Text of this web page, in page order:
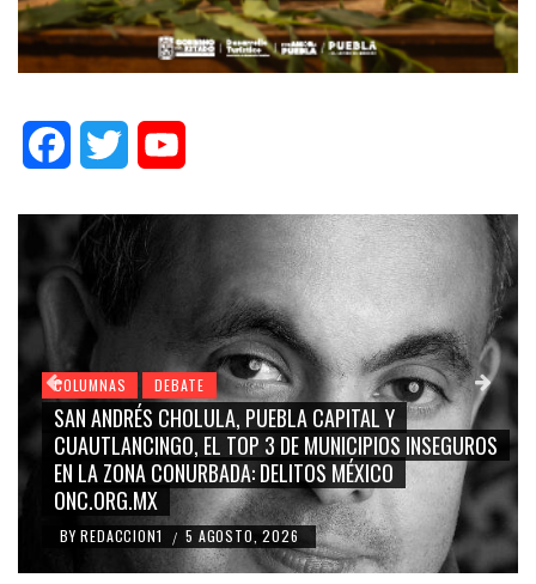
FacebookTwitter
COLUMNAS DEBATE
GRACE PALOMARES, NAY SALVATORI, SERGIO MAYER,
CARMEN SALINAS “LA CORCHOLATA”, CUAUHTÉMOC
BLANCO, SILVIA PINAL: LA TRIVIALIZACIÓN Y
RIDICULIZACIÓN DE LA REPRESENTACIÓN CIUDADANA
BY REDACCION1 / 4 AGOSTO, 2026